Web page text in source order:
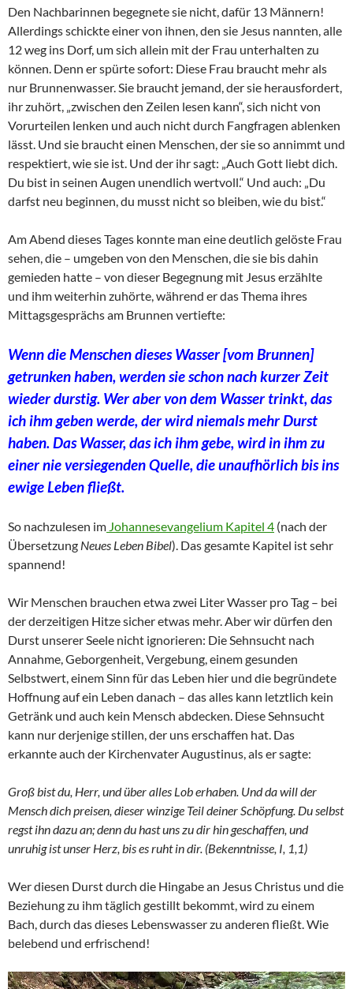
Den Nachbarinnen begegnete sie nicht, dafür 13 Männern!
Allerdings schickte einer von ihnen, den sie Jesus nannten, alle
12 weg ins Dorf, um sich allein mit der Frau unterhalten zu
können. Denn er spürte sofort: Diese Frau braucht mehr als
nur Brunnenwasser. Sie braucht jemand, der sie herausfordert,
ihr zuhört, „zwischen den Zeilen lesen kann“, sich nicht von
Vorurteilen lenken und auch nicht durch Fangfragen ablenken
lässt. Und sie braucht einen Menschen, der sie so annimmt und
respektiert, wie sie ist. Und der ihr sagt: „Auch Gott liebt dich.
Du bist in seinen Augen unendlich wertvoll.“ Und auch: „Du
darfst neu beginnen, du musst nicht so bleiben, wie du bist.“
Am Abend dieses Tages konnte man eine deutlich gelöste Frau
sehen, die – umgeben von den Menschen, die sie bis dahin
gemieden hatte – von dieser Begegnung mit Jesus erzählte
und ihm weiterhin zuhörte, während er das Thema ihres
Mittagsgesprächs am Brunnen vertiefte:
Wenn die Menschen dieses Wasser [vom Brunnen]
getrunken haben, werden sie schon nach kurzer Zeit
wieder durstig. Wer aber von dem Wasser trinkt, das
ich ihm geben werde, der wird niemals mehr Durst
haben. Das Wasser, das ich ihm gebe, wird in ihm zu
einer nie versiegenden Quelle, die unaufhörlich bis ins
ewige Leben fließt.
So nachzulesen im Johannesevangelium Kapitel 4 (nach der
Übersetzung Neues Leben Bibel). Das gesamte Kapitel ist sehr
spannend!
Wir Menschen brauchen etwa zwei Liter Wasser pro Tag – bei
der derzeitigen Hitze sicher etwas mehr. Aber wir dürfen den
Durst unserer Seele nicht ignorieren: Die Sehnsucht nach
Annahme, Geborgenheit, Vergebung, einem gesunden
Selbstwert, einem Sinn für das Leben hier und die begründete
Hoffnung auf ein Leben danach – das alles kann letztlich kein
Getränk und auch kein Mensch abdecken. Diese Sehnsucht
kann nur derjenige stillen, der uns erschaffen hat. Das
erkannte auch der Kirchenvater Augustinus, als er sagte:
Groß bist du, Herr, und über alles Lob erhaben. Und da will der
Mensch dich preisen, dieser winzige Teil deiner Schöpfung. Du selbst
regst ihn dazu an; denn du hast uns zu dir hin geschaffen, und
unruhig ist unser Herz, bis es ruht in dir. (Bekenntnisse, I, 1,1)
Wer diesen Durst durch die Hingabe an Jesus Christus und die
Beziehung zu ihm täglich gestillt bekommt, wird zu einem
Bach, durch das dieses Lebenswasser zu anderen fließt. Wie
belebend und erfrischend!
Video-